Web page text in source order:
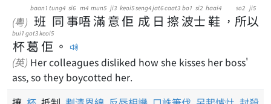
(粵) 班
baan1
同
tung4
事
si6
唔
m4
滿
mun5
意
ji3
佢
keoi5
成
seng4
日
jat6
擦
caat3
波
bo1
士
si2
鞋
haai4
， 所
so2
以
ji5
杯
bui1
葛
got3
佢
keoi5
。
(英) Her colleagues disliked how she kisses her boss'
ass, so they boycotted her.